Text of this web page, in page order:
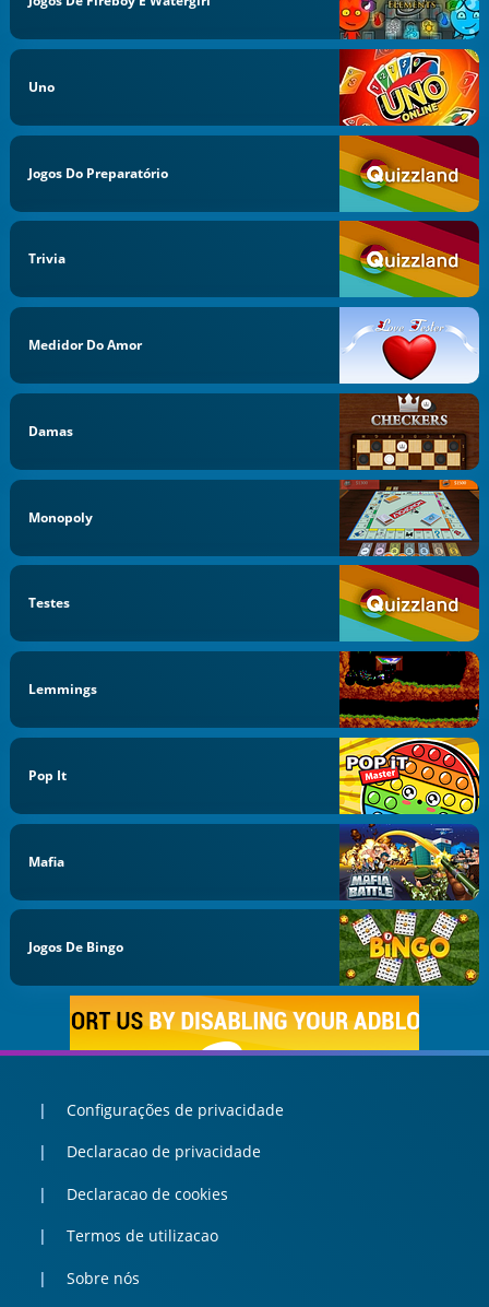
Uno
Jogos Do Preparatório
Trivia
Medidor Do Amor
Damas
Monopoly
Testes
Lemmings
Pop It
Mafia
Jogos De Bingo
Configurações de privacidade
Declaracao de privacidade
Declaracao de cookies
Termos de utilizacao
Sobre nós